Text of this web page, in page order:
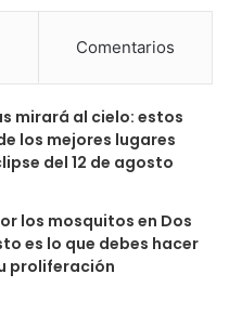
Comentarios
mirará al cielo: estos
los mejores lugares
del 12 de agosto
los mosquitos en Dos
es lo que debes hacer
proliferación